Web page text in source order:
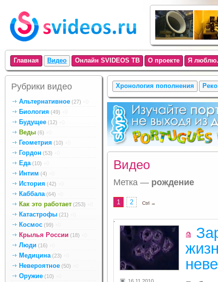
Главная Видео Онлайн SVIDEOS ТВ О проекте Я
Рубрики видео
Альтернативное (27)
Биология (49)
Будущее (12)
Веды (6)
Геометрия (10)
Гордон (53)
Еда (10)
Интим (4)
История (42)
Каббала (64)
Как это работает (253)
Катастрофы (21)
Космос (99)
Крылья России (18)
Люди (16)
Медицина (23)
Невероятное (50)
Оружие (10)
Хронология пополнения
Видео
Метка — рождение
1 2 Ctrl →
.